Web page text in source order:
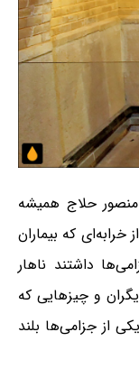
حلاج همیشه
که بیماران
داشتند ناهار
و چیزهایی که
از جزامی‌ها بلند